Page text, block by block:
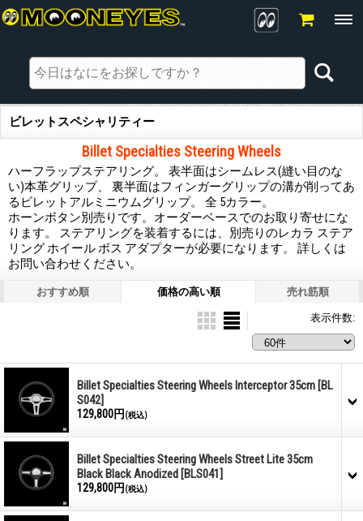
ビレットスペシャリティー
Billet Specialties Steering Wheels
ハーフラップステアリング。 表半面はシームレス(縫い目のな
い)本革グリップ、 裏半面はフィンガーグリップの溝が削ってあ
るビレットアルミニウムグリップ。 全 5カラー。
ホーンボタン別売りです。オーダーベースでのお取り寄せにな
ります。 ステアリングを装着するには、別売りのレカラ ステア
リング ホイール ボス アダプターが必要になります。 詳しくは
お問い合わせください。
おすすめ順 価格の高い順 売れ筋順
表示件数:
Billet Specialties Steering Wheels Interceptor 35cm [BL
S042]
129,800円 (税込)
Billet Specialties Steering Wheels Street Lite 35cm
Black Black Anodized [BLS041]
129,800円 (税込)